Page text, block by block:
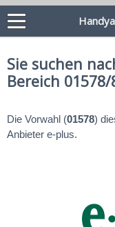
Sie suchen
Bereich 01578/
Die Vorwahl (01578)
Anbieter e-plus.